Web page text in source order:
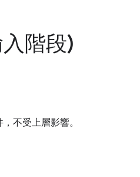
階段)
不受上層影響。